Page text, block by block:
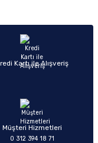
Kartı ile Alışveriş
Müşteri Hizmetleri
0 312 394 18 71